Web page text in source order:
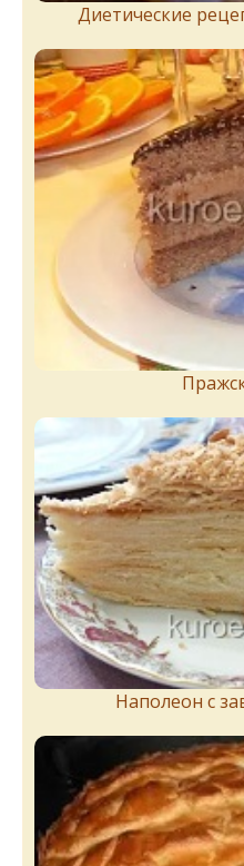
Диетические
Наполеон с